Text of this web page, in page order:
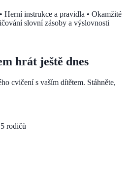
Herní instrukce a pravidla • Okamžité
slovní zásoby a výslovnosti
hrát ještě dnes
cvičení s vaším dítětem. Stáhněte,
5 rodičů